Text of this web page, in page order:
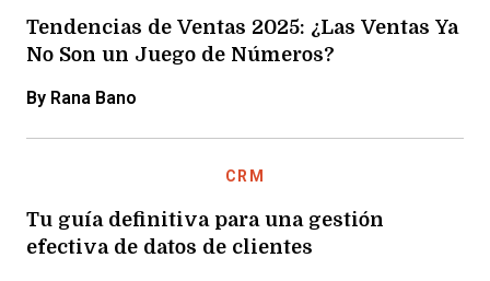
Tendencias de Ventas 2025: ¿Las Ventas Ya
No Son un Juego de Números?
By Rana Bano
CRM
Tu guía definitiva para una gestión
efectiva de datos de clientes